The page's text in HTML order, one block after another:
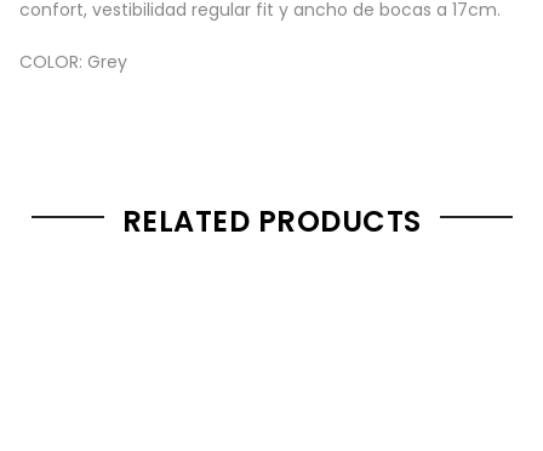
confort, vestibilidad regular fit y ancho de bocas a 17cm.
COLOR: Grey
RELATED PRODUCTS